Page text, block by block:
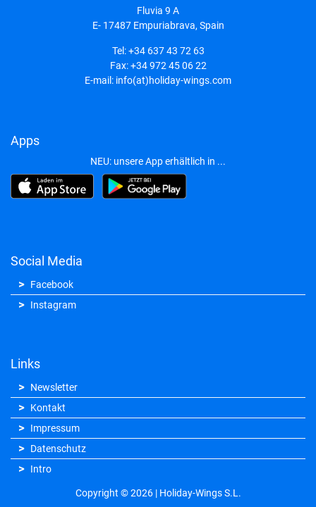
Fluvia 9 A
E- 17487 Empuriabrava, Spain
Tel:+34 637 43 72 63
Fax:+34 972 45 06 22
E-mail: info(at)holiday-wings.com
Apps
NEU: unsere App erhältlich in ...
Social Media
Facebook
Instagram
Links
Newsletter
Kontakt
Impressum
Datenschutz
Intro
Copyright © 2026 | Holiday-Wings S.L.